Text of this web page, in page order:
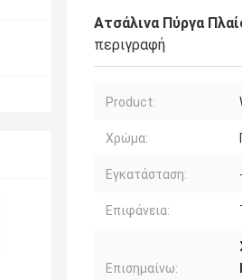
Ατσάλινα Πύργα
περιγραφή
Product:
Χρώμα:
Εγκατάσταση:
Επιφάνεια:
Επισημαίνω: